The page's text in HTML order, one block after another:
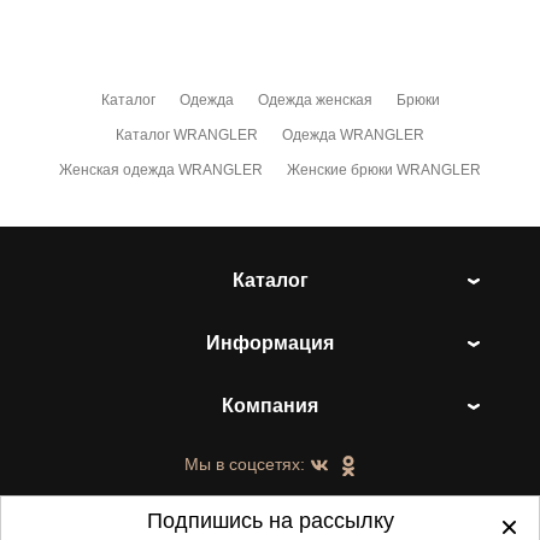
Каталог Одежда Одежда женская Брюки
Каталог WRANGLER Одежда WRANGLER
Женская одежда WRANGLER Женские брюки WRANGLER
Каталог
Информация
Компания
Мы в соцсетях:
Подпишись на рассылку